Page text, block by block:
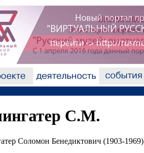
С.М.
Соломон Бенедиктович (1903-1969)